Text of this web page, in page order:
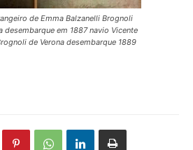
de Emma Balzanelli Brognoli
desembarque em 1887 navio Vicente
de Verona desembarque 1889